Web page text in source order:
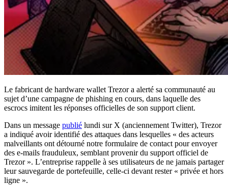
Le fabricant de hardware wallet Trezor a alerté sa communauté au
sujet d’une campagne de phishing en cours, dans laquelle des
escrocs imitent les réponses officielles de son support client.
Dans un message publié lundi sur X (anciennement Twitter), Trezor
a indiqué avoir identifié des attaques dans lesquelles « des acteurs
malveillants ont détourné notre formulaire de contact pour envoyer
des e-mails frauduleux, semblant provenir du support officiel de
Trezor ». L’entreprise rappelle à ses utilisateurs de ne jamais partager
leur sauvegarde de portefeuille, celle-ci devant rester « privée et hors
ligne ».